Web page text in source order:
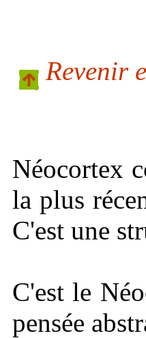
Revenir
Néocortex
la plus
C'est une
C'est le
pensée